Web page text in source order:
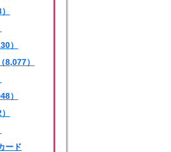
）
8,077）
）
ード